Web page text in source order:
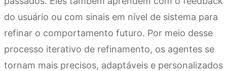
do usuário ou com sinais em nível de sistema para
refinar o comportamento futuro. Por meio desse
processo iterativo de refinamento, os agentes se
tornam mais precisos, adaptáveis e personalizados